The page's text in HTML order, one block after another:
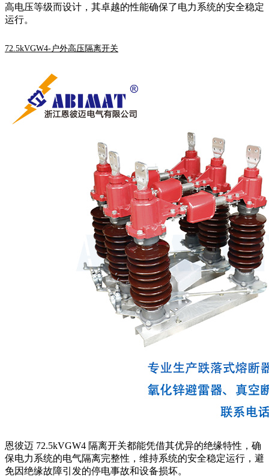
高电压等级而设计，其卓越的性能确保了电力系统的安全稳定
运行。
72.5kVGW4-户外高压隔离开关
恩彼迈 72.5kVGW4 隔离开关都能凭借其优异的绝缘特性，确
保电力系统的电气隔离完整性，维持系统的安全稳定运行，避
免因绝缘故障引发的停电事故和设备损坏。